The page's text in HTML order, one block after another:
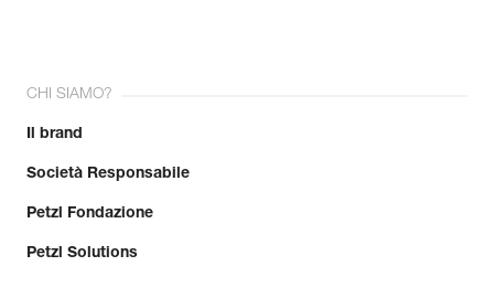
CHI SIAMO?
Il brand
Società Responsabile
Petzl Fondazione
Petzl Solutions